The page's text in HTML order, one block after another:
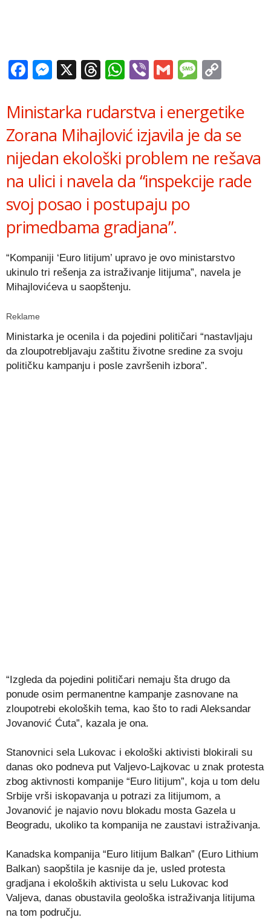
Facebook
Messenger
X Threads
WhatsApp
ViberGmail
Ministarka rudarstva i energetike
Zorana Mihajlović izjavila je da se
nijedan ekološki problem ne rešava
na ulici i navela da “inspekcije rade
svoj posao i postupaju po
primedbama gradjana”.
“Kompaniji ‘Euro litijum’ upravo je ovo ministarstvo
ukinulo tri rešenja za istraživanje litijuma”, navela je
Mihajlovićeva u saopštenju.
Reklame
Ministarka je ocenila i da pojedini političari “nastavljaju
da zloupotrebljavaju zaštitu životne sredine za svoju
političku kampanju i posle završenih izbora”.
“Izgleda da pojedini političari nemaju šta drugo da
ponude osim permanentne kampanje zasnovane na
zloupotrebi ekoloških tema, kao što to radi Aleksandar
Jovanović Ćuta”, kazala je ona.
Stanovnici sela Lukovac i ekološki aktivisti blokirali su
danas oko podneva put Valjevo-Lajkovac u znak protesta
zbog aktivnosti kompanije “Euro litijum”, koja u tom delu
Srbije vrši iskopavanja u potrazi za litijumom, a
Jovanović je najavio novu blokadu mosta Gazela u
Beogradu, ukoliko ta kompanija ne zaustavi istraživanja.
Kanadska kompanija “Euro litijum Balkan” (Euro Lithium
Balkan) saopštila je kasnije da je, usled protesta
gradjana i ekoloških aktivista u selu Lukovac kod
Valjeva, danas obustavila geološka istraživanja litijuma
na tom području.